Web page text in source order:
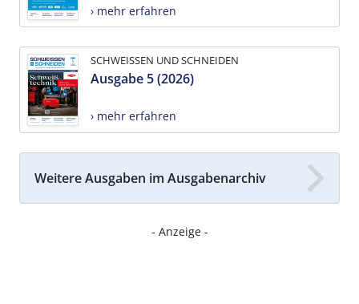
› mehr erfahren
SCHWEISSEN UND SCHNEIDEN
Ausgabe 5 (2026)
› mehr erfahren
Weitere Ausgaben im Ausgabenarchiv
- Anzeige -